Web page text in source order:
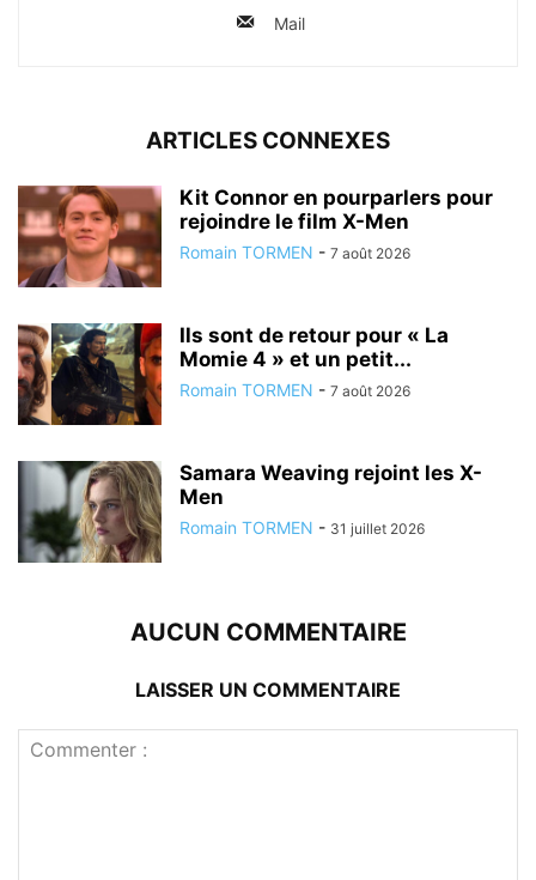
Mail
ARTICLES CONNEXES
Kit Connor en pourparlers pour
rejoindre le film X-Men
Romain TORMEN - 7 août 2026
Ils sont de retour pour « La
Momie 4 » et un petit...
Romain TORMEN - 7 août 2026
Samara Weaving rejoint les X-
Men
Romain TORMEN - 31 juillet 2026
AUCUN COMMENTAIRE
LAISSER UN COMMENTAIRE